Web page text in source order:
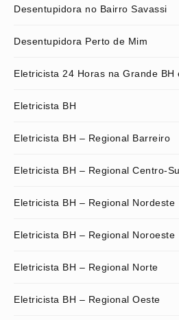
Desentupidora no Bairro Savassi
Desentupidora Perto de Mim
Eletricista 24 Horas na Grande BH
Eletricista BH
Eletricista BH – Regional Barreiro
Eletricista BH – Regional Centro-
Eletricista BH – Regional Nordeste
Eletricista BH – Regional Noroeste
Eletricista BH – Regional Norte
Eletricista BH – Regional Oeste